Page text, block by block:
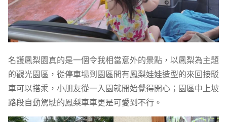
名護鳳梨園真的是一個令我相當意外的景點，以鳳梨為主題
的觀光園區，從停車場到園區間有鳳梨娃娃造型的來回接駁
車可以搭乘，小朋友從一入園就開始覺得開心；園區中上坡
路段自動駕駛的鳳梨車車更是可愛到不行。